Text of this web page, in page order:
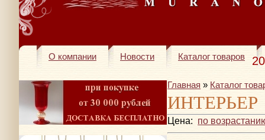
О компании Новости Каталог товаров
Главная » Каталог
ИНТЕРЬЕР
Цена: по